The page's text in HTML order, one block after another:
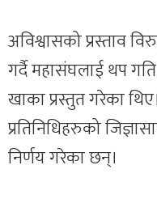
अविश्वासको प्रस्ताव
गर्दै महासंघलाई थप
खाका प्रस्तुत गरेका
प्रतिनिधिहरुको
निर्णय गरेका छन्।